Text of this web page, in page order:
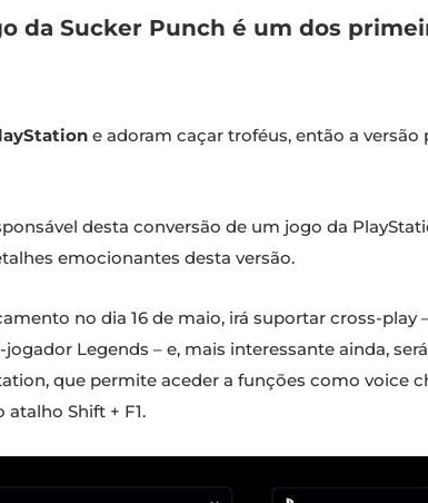
da Sucker Punch é um dos
e adoram caçar troféus, então a
desta conversão de um jogo da
emocionantes desta versão.
no dia 16 de maio, irá suportar cross-
Legends – e, mais interessante ainda,
que permite aceder a funções como voice
Shift + F1.